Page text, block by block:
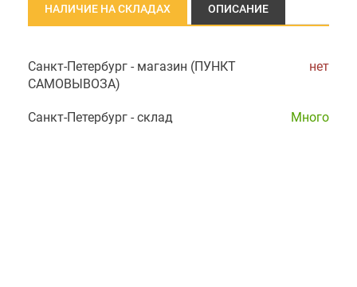
НАЛИЧИЕ НА СКЛАДАХ ОПИСАНИЕ
Санкт-Петербург - магазин (ПУНКТ
САМОВЫВОЗА)
нет
Санкт-Петербург - склад Много